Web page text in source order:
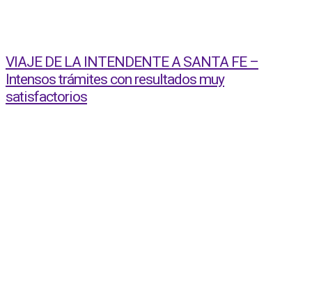
VIAJE DE LA INTENDENTE A SANTA FE –
Intensos trámites con resultados muy
satisfactorios